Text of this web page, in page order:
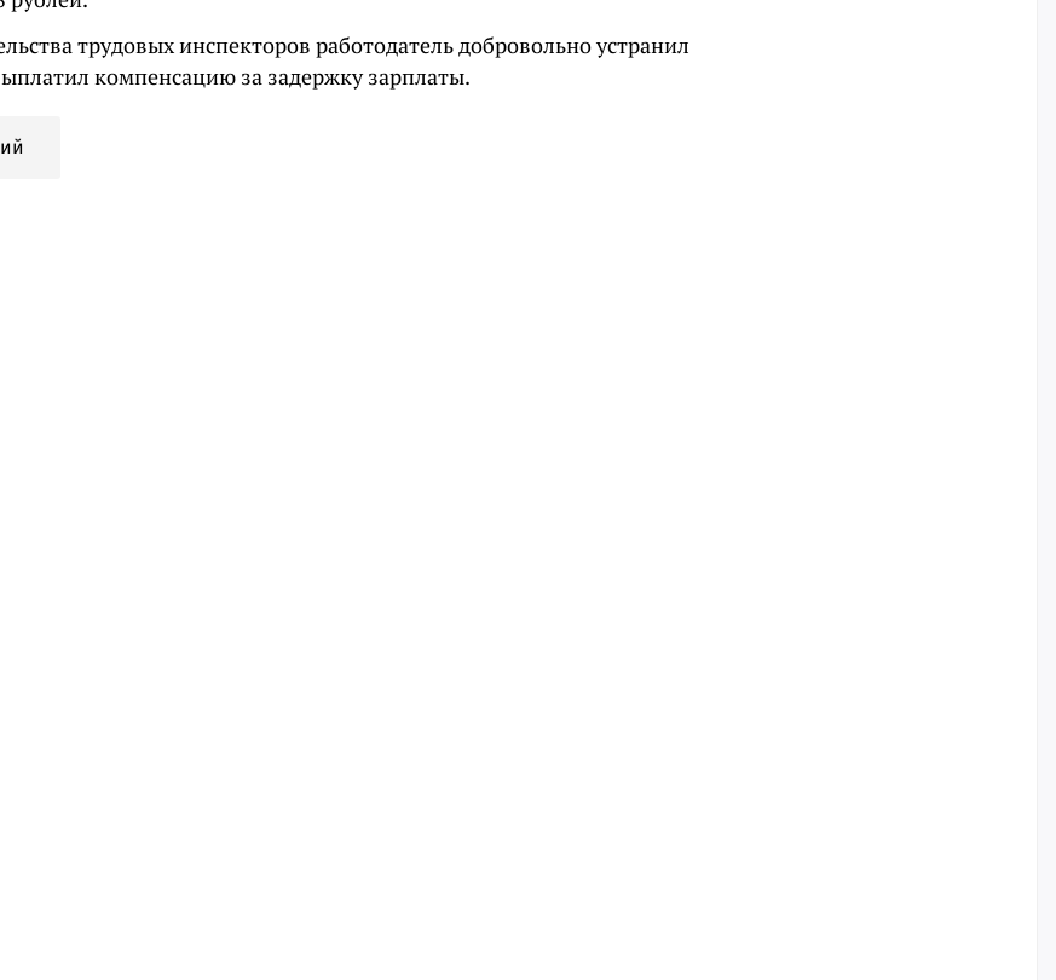
трудовых инспекторов работодатель добровольно устранил
компенсацию за задержку зарплаты.